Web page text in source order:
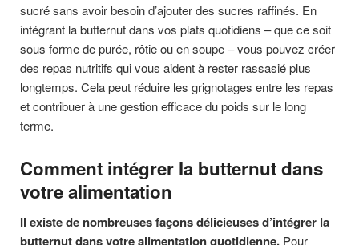
sucré sans avoir besoin d’ajouter des sucres raffinés. En
intégrant la butternut dans vos plats quotidiens – que ce soit
sous forme de purée, rôtie ou en soupe – vous pouvez créer
des repas nutritifs qui vous aident à rester rassasié plus
longtemps. Cela peut réduire les grignotages entre les repas
et contribuer à une gestion efficace du poids sur le long
terme.
Comment intégrer la butternut dans
votre alimentation
Il existe de nombreuses façons délicieuses d’intégrer la
butternut dans votre alimentation quotidienne. Pour